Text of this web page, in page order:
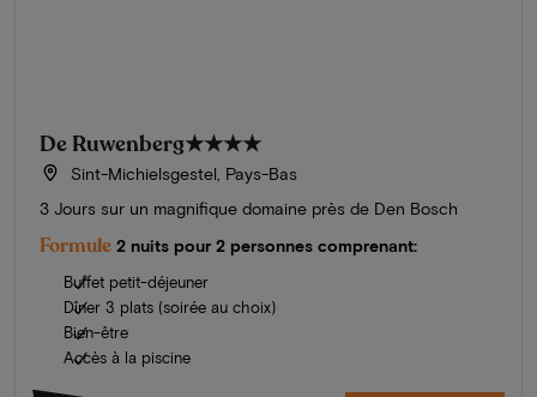
De Ruwenberg★★★★
Sint-Michielsgestel, Pays-Bas
3 Jours sur un magnifique domaine près de Den Bosch
Formule 2 nuits pour 2 personnes comprenant:
Buffet petit-déjeuner
Dîner 3 plats (soirée au choix)
Bien-être
Accès à la piscine